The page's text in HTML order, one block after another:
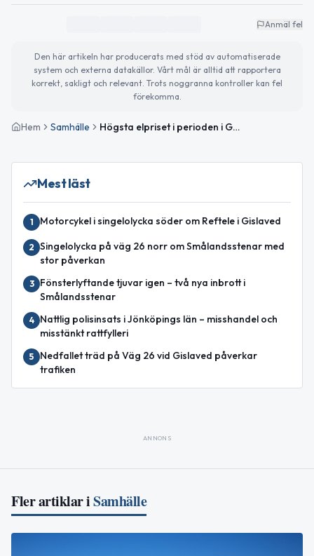
Anmäl fel
Den här artikeln har producerats med stöd av automatiserade
system och externa datakällor. Vårt mål är alltid att rapportera
korrekt, sakligt och relevant. Trots noggranna kontroller kan fel
förekomma.
Hem Samhälle Högsta elpriset i perioden i Gislaved — kraftig uppgång imorgon
Mest läst
1 Motorcykel i singelolycka söder om Reftele i Gislaved
2 Singelolycka på väg 26 norr om Smålandsstenar med
stor påverkan
3
Fönsterlyftande tjuvar igen – två nya inbrott i
Smålandsstenar
4
Nattlig polisinsats i Jönköpings län – misshandel och
misstänkt rattfylleri
5
Nedfallet träd på Väg 26 vid Gislaved påverkar
trafiken
ANNONS
Fler artiklar iSamhälle